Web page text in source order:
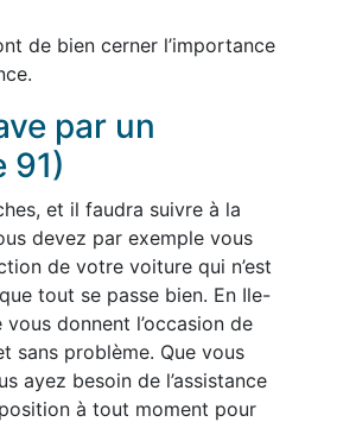
de bien cerner l’importance
par un
91)
et il faudra suivre à la
devez par exemple vous
de votre voiture qui n’est
tout se passe bien. En Ile-
donnent l’occasion de
sans problème. Que vous
ayez besoin de l’assistance
à tout moment pour